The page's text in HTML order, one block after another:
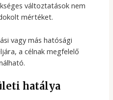
változtatások nem
mértéket.
vagy más hatósági
a célnak megfelelő
hatálya